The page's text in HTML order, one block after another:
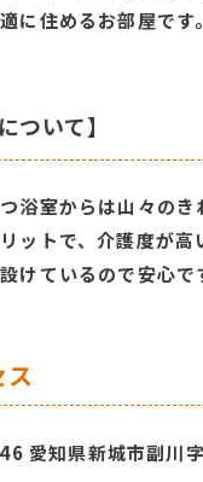
に住めるお部屋です。
ついて】
浴室からは山々のき
ットで、介護度が高
けているので安心
ス
愛知県新城市副川